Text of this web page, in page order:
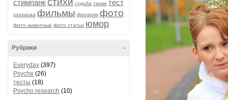
стимпанк судьба танки тест
ухахахаа фильмы фонарик фото
фото животные фото статьи юмор
-
Рубрики
Everyday (397)
Psyche (26)
тесты (18)
Psycho research (10)